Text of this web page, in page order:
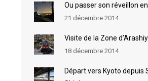
Ou passer son réveillon
21 décembre 2014
Visite de la Zone
18 décembre 2014
Départ vers Kyoto depuis